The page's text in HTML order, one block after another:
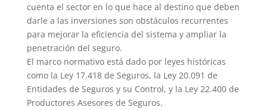
cuenta el sector en lo que hace al destino que deben
darle a las inversiones son obstáculos recurrentes
para mejorar la eficiencia del sistema y ampliar la
penetración del seguro.
El marco normativo está dado por leyes históricas
como la Ley 17.418 de Seguros, la Ley 20.091 de
Entidades de Seguros y su Control, y la Ley 22.400 de
Productores Asesores de Seguros.